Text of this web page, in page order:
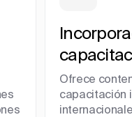
Ofrece
capacitación